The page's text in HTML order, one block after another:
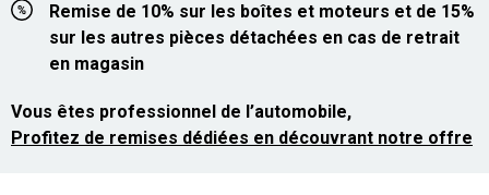
Remise de 10% sur les boîtes et moteurs et de 15%
sur les autres pièces détachées en cas de retrait
en magasin
Vous êtes professionnel de l’automobile,
Profitez de remises dédiées en découvrant notre offre